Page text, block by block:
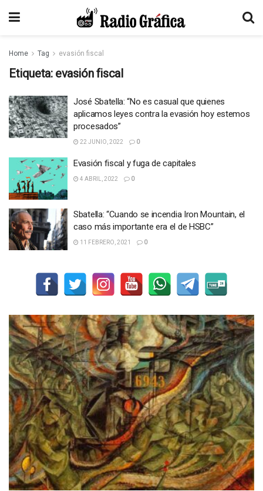
Home Tag evasión fiscal
Etiqueta: evasión fiscal
José Sbatella: “No es casual que quienes
aplicamos leyes contra la evasión hoy estemos
procesados”
22 JUNIO, 2022 0
Evasión fiscal y fuga de capitales
4 ABRIL, 2022 0
Sbatella: “Cuando se incendia Iron Mountain, el
caso más importante era el de HSBC”
11 FEBRERO, 2021 0